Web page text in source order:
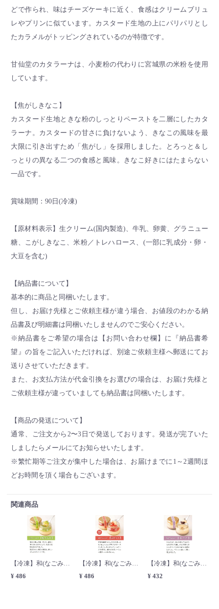
どで作られ、味はチーズケーキに近く、食感はクリームブリュ
レやプリンに似ています。カスタード生地の上にパリパリとし
たカラメルがトッピングされているのが特徴です。
甘仙堂のカタラーナは、小麦粉の代わりに宮城県の米粉を使用
しています。
【焦がしきなこ】
カスタード生地ときな粉のしっとりペーストを二層にしたカタ
ラーナ。カスタードの甘さに負けないよう、きなこの風味を最
大限に引き出すため「焦がし」を採用しました。とろっと＆し
っとりの異なる二つの食感と風味。きなこ好きにはたまらない
一品です。
賞味期間：90日(冷凍)
【原材料表示】生クリーム(国内製造)、牛乳、卵黄、グラニュー
糖、こがしきなこ、米粉／トレハロース、(一部に乳成分・卵・
大豆を含む)
【納品書について】
基本的に商品と同梱いたします。
但し、お届け先様とご依頼主様が違う場合、お値段のわかる納
品書及び明細書は同梱いたしませんのでご安心ください。
※納品書をご希望の場合は【お問い合わせ欄】に『納品書希
望』の旨をご記入いただければ、別途ご依頼主様へ郵送にてお
送りさせていただきます。
また、お支払方法が代金引換をお選びの場合は、お届け先様と
ご依頼主様が違っていましても納品書は同梱いたします。
【商品の発送について】
通常、ご注文から2〜3日で発送しております。発送が完了いた
しましたらメールにてお知らせいたします。
※繁忙期等ご注文が集中した場合は、お届けまでに1～2週間ほ
どお時間を頂く場合もございます。
関連商品
【冷凍】和(なごみ)かたらぁな 塩ずんだ
¥ 486
【冷凍】和(なごみ)かたらぁな 赤すぐり
¥ 486
【冷凍】和(なごみ)かたらぁな あずき
¥ 432